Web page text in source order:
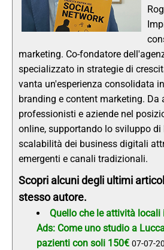
marketing. Co-fondatore
specializzato in strategie di
vanta un'esperienza consolidata
branding e content marketing. Da
professionisti e aziende nel
online, supportando lo sviluppo di
scalabilità dei business digitali
emergenti e canali tradizionali.
Scopri alcuni degli ultimi
stesso autore.
Quello che le attività locali
Ads: Come uno studio a
pazienti con soli 150€ 07-07-